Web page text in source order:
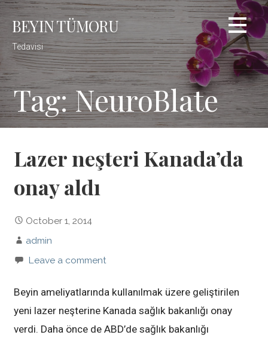
Skip
BEYIN TÜMORU
Tedavisi
Tag: NeuroBlate
Lazer neşteri Kanada’da
onay aldı
October 1, 2014
admin
Leave a comment
Beyin ameliyatlarında kullanılmak üzere geliştirilen
yeni lazer neşterine Kanada sağlık bakanlığı onay
verdi. Daha önce de ABD’de sağlık bakanlığı